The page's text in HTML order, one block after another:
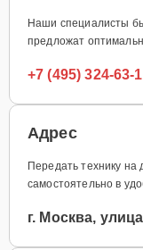
Наши специалисты
предложат
+7 (495) 324-63-
Адрес
Передать технику на
самостоятельно в
г. Москва,